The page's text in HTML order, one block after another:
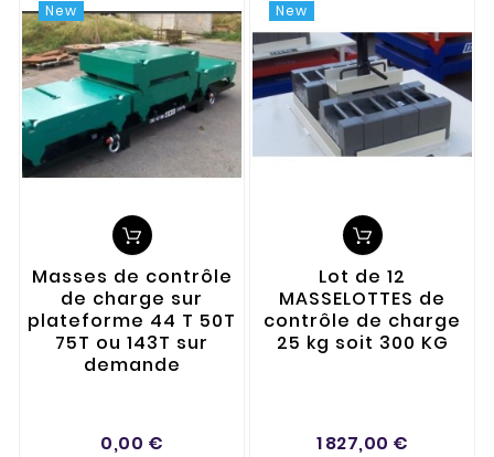
New
Masses de contrôle
de charge sur
plateforme 44 T 50T
75T ou 143T sur
demande
0,00 €
New
Lot de 12
MASSELOTTES de
contrôle de charge
25 kg soit 300 KG
1 827,00 €